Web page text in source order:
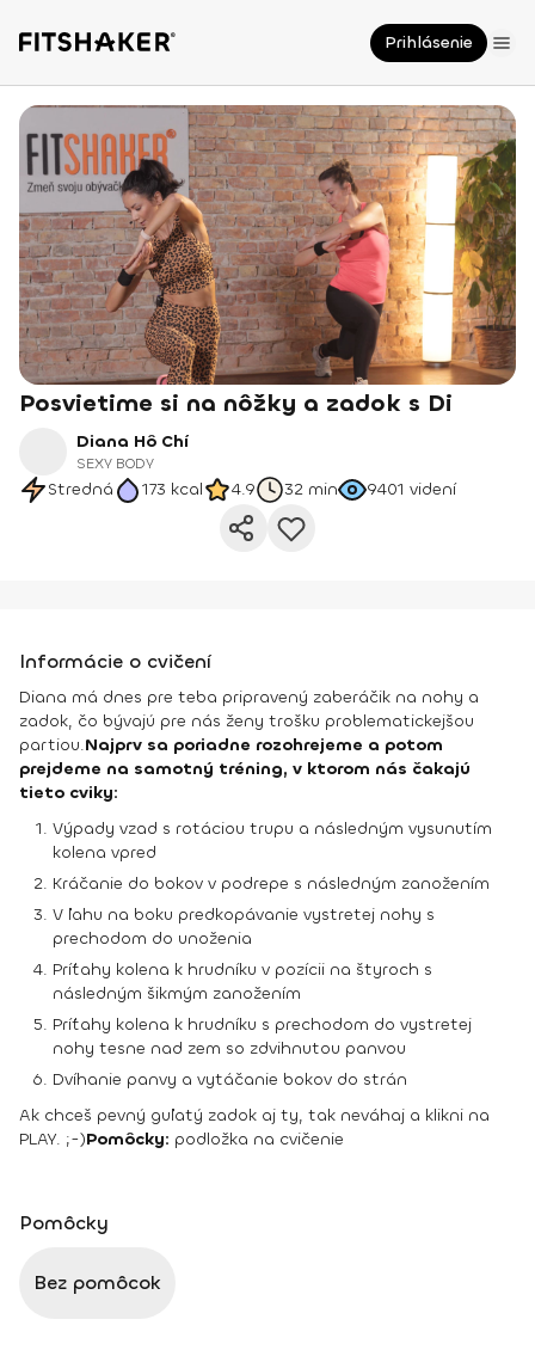
Prihlásenie
Posvietime si na nôžky a zadok s Di
Diana Hô Chí
SEXY BODY
Stredná 173 kcal 4.9 32 min 9401 videní
Informácie o cvičení
Diana má dnes pre teba pripravený zaberáčik na nohy a
zadok, čo bývajú pre nás ženy trošku problematickejšou
partiou.Najprv sa poriadne rozohrejeme a potom
prejdeme na samotný tréning, v ktorom nás čakajú
tieto cviky:
Výpady vzad s rotáciou trupu a následným vysunutím
kolena vpred
Kráčanie do bokov v podrepe s následným zanožením
V ľahu na boku predkopávanie vystretej nohy s
prechodom do unoženia
Príťahy kolena k hrudníku v pozícii na štyroch s
následným šikmým zanožením
Príťahy kolena k hrudníku s prechodom do vystretej
nohy tesne nad zem so zdvihnutou panvou
Dvíhanie panvy a vytáčanie bokov do strán
Ak chceš pevný guľatý zadok aj ty, tak neváhaj a klikni na
PLAY. ;-)Pomôcky: podložka na cvičenie
Pomôcky
Bez pomôcok